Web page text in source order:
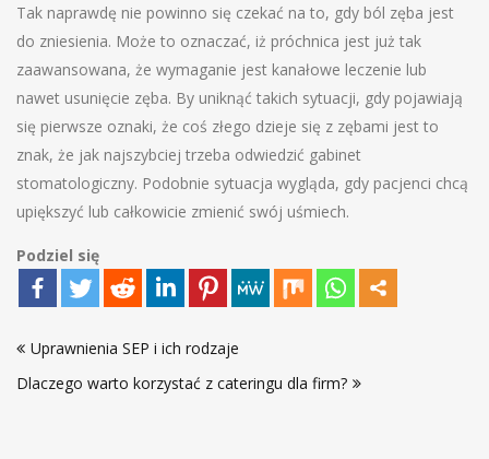
Tak naprawdę nie powinno się czekać na to, gdy ból zęba jest
do zniesienia. Może to oznaczać, iż próchnica jest już tak
zaawansowana, że wymaganie jest kanałowe leczenie lub
nawet usunięcie zęba. By uniknąć takich sytuacji, gdy pojawiają
się pierwsze oznaki, że coś złego dzieje się z zębami jest to
znak, że jak najszybciej trzeba odwiedzić gabinet
stomatologiczny. Podobnie sytuacja wygląda, gdy pacjenci chcą
upiększyć lub całkowicie zmienić swój uśmiech.
Podziel się
wpisu
Uprawnienia SEP i ich rodzaje
Dlaczego warto korzystać z cateringu dla firm?